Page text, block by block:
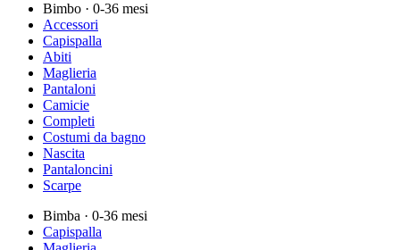
Bimbo · 0-36 mesi
Accessori
Capispalla
Abiti
Maglieria
Pantaloni
Camicie
Completi
Costumi da bagno
Nascita
Pantaloncini
Scarpe
Bimba · 0-36 mesi
Capispalla